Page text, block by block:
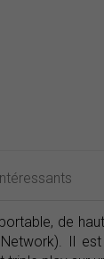
de
Il